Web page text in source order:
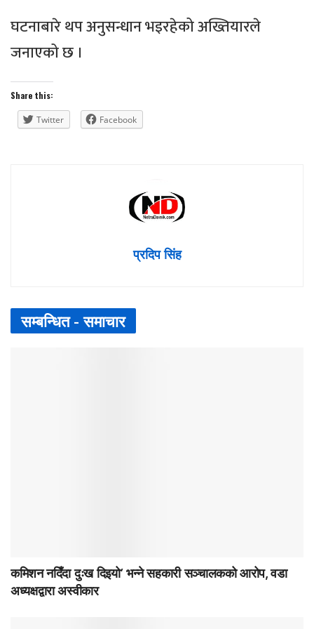
घटनाबारे थप अनुसन्धान भइरहेको अख्तियारले
जनाएको छ ।
Share this:
Twitter Facebook
प्रदिप सिंह
सम्बन्धित -समाचार
कमिशन नदिँदा दुःख दिइयो’ भन्ने सहकारी सञ्चालकको आरोप, वडा
अध्यक्षद्वारा अस्वीकार